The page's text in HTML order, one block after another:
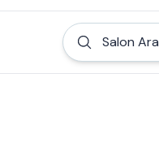
Salon Ara